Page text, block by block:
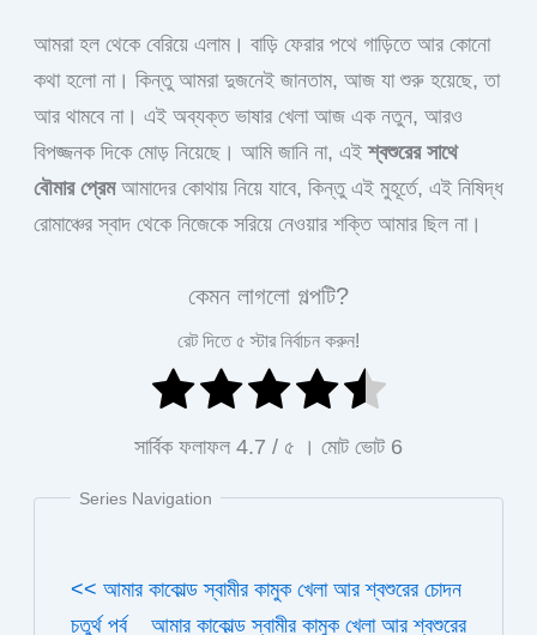
আমরা হল থেকে বেরিয়ে এলাম। বাড়ি ফেরার পথে গাড়িতে আর কোনো
কথা হলো না। কিন্তু আমরা দুজনেই জানতাম, আজ যা শুরু হয়েছে, তা
আর থামবে না। এই অব্যক্ত ভাষার খেলা আজ এক নতুন, আরও
বিপজ্জনক দিকে মোড় নিয়েছে। আমি জানি না, এইশ্বশুরের সাথে
বৌমার প্রেমআমাদের কোথায় নিয়ে যাবে, কিন্তু এই মুহূর্তে, এই নিষিদ্ধ
রোমাঞ্চের স্বাদ থেকে নিজেকে সরিয়ে নেওয়ার শক্তি আমার ছিল না।
কেমন লাগলো গল্পটি?
রেট দিতে ৫ স্টার নির্বাচন করুন!
সার্বিক ফলাফল 4.7 / ৫ । মোট ভোট 6
Series Navigation
<< আমার কাকোল্ড স্বামীর কামুক খেলা আর শ্বশুরের চোদন
চতুর্থ পর্ব
আমার কাকোল্ড স্বামীর কামুক খেলা আর শ্বশুরের